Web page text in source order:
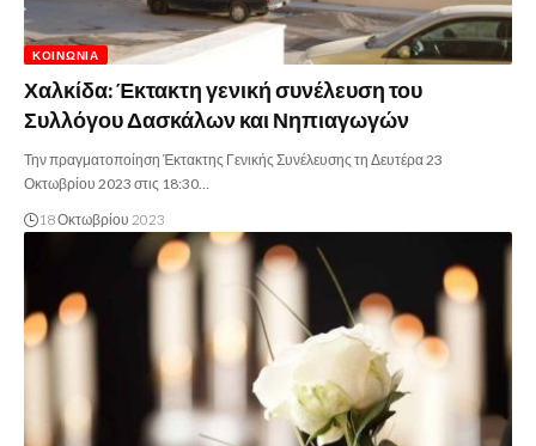
ΚΟΙΝΩΝΊΑ
Χαλκίδα: Έκτακτη γενική συνέλευση του
Συλλόγου Δασκάλων και Νηπιαγωγών
Την πραγματοποίηση Έκτακτης Γενικής Συνέλευσης τη Δευτέρα 23
Οκτωβρίου 2023 στις 18:30…
18 Οκτωβρίου 2023